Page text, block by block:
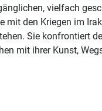
vielfach
mit den Kriegen im
Sie konfrontiert
mit ihrer Kunst,